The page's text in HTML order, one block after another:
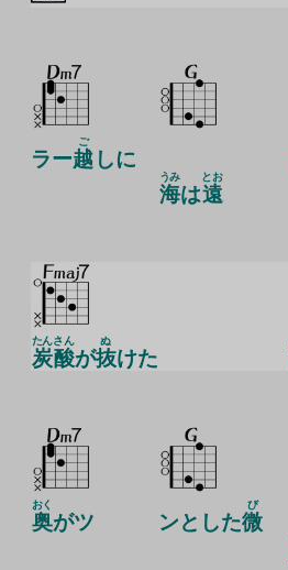
ラー越
ご
しに
海
うみ
は遠
とお
炭
たん
酸
さん
が抜
ぬ
けた
奥
おく
がツ ンとした微
び